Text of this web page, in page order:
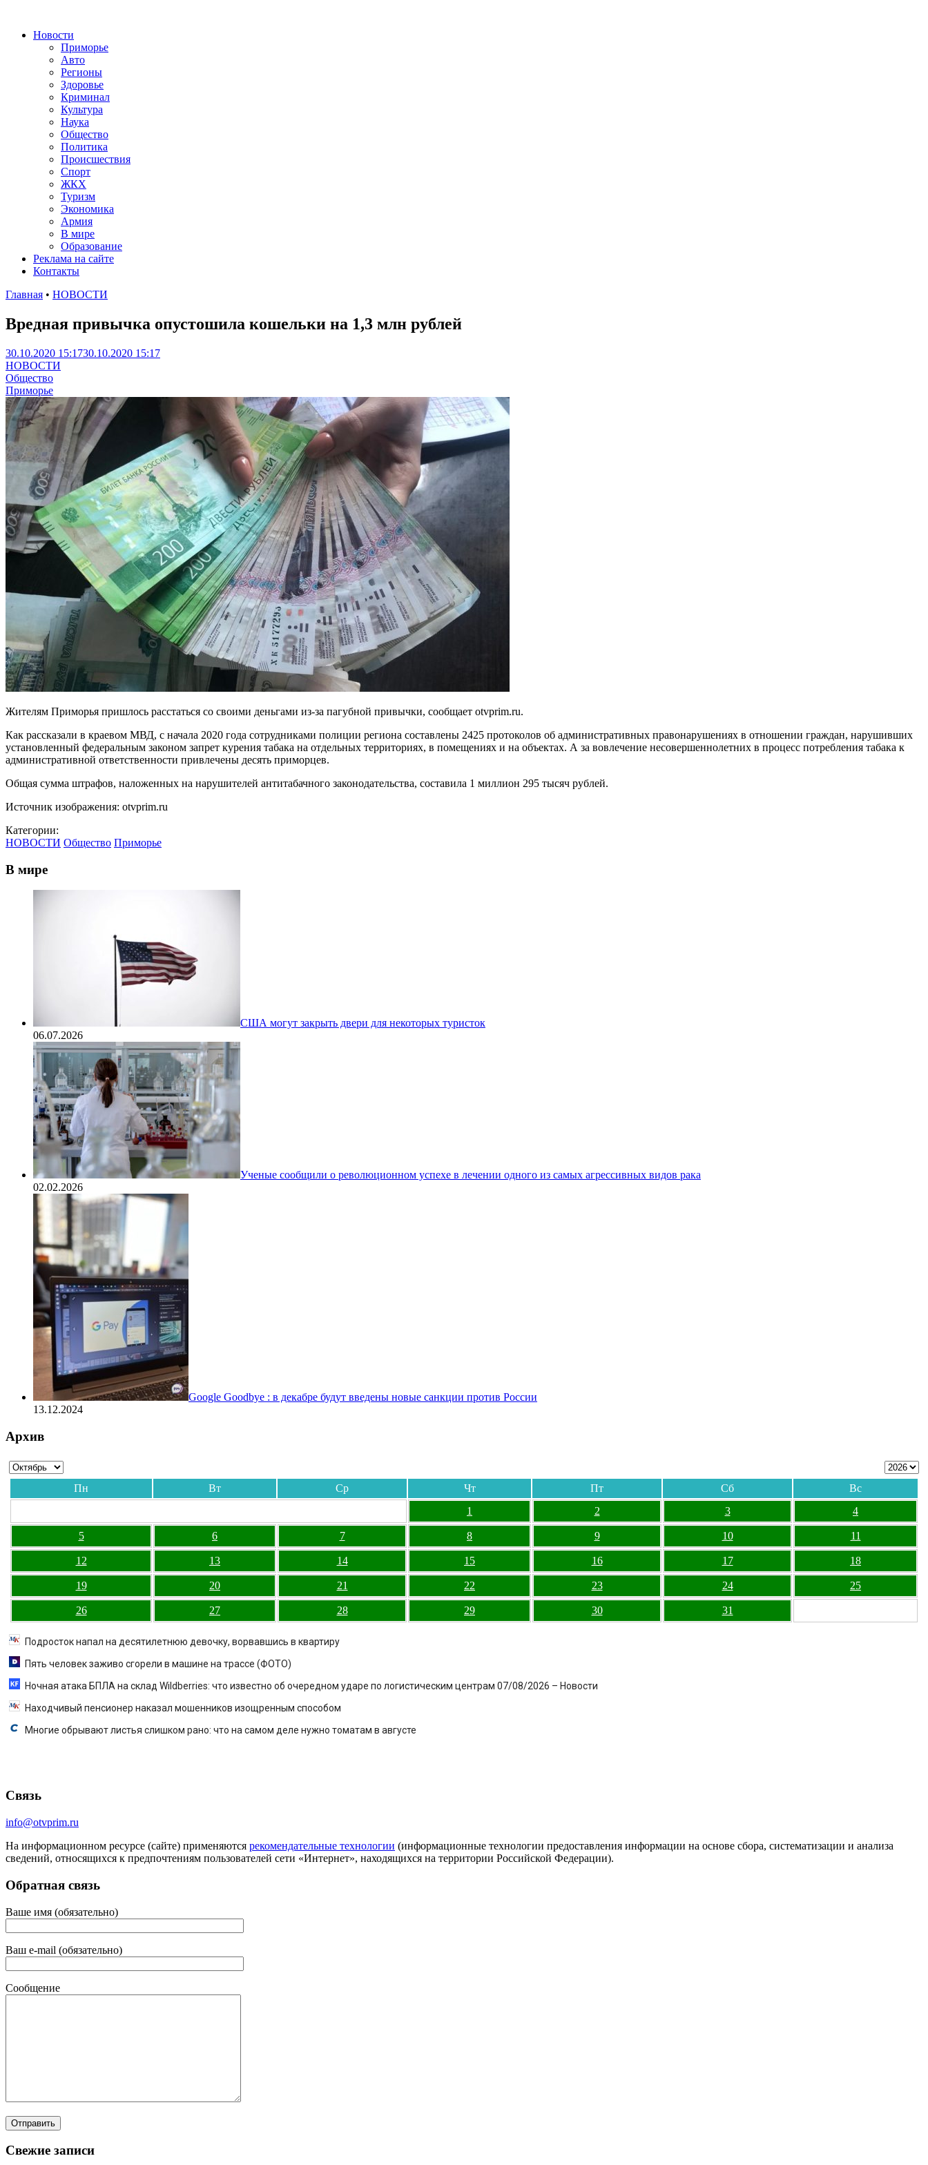
Новости
Приморье
Авто
Регионы
Здоровье
Криминал
Культура
Наука
Общество
Политика
Происшествия
Спорт
ЖКХ
Туризм
Экономика
Армия
В мире
Образование
Реклама на сайте
Контакты
Главная • НОВОСТИ
Вредная привычка опустошила кошельки на 1,3 млн рублей
30.10.2020 15:1730.10.2020 15:17
НОВОСТИ
Общество
Приморье
Жителям Приморья пришлось расстаться со своими деньгами из-за пагубной привычки, сообщает otvprim.ru.
Как рассказали в краевом МВД, с начала 2020 года сотрудниками полиции региона составлены 2425 протоколов об административных правонарушениях в отношении граждан, нарушивших
установленный федеральным законом запрет курения табака на отдельных территориях, в помещениях и на объектах. А за вовлечение несовершеннолетних в процесс потребления табака к
административной ответственности привлечены десять приморцев.
Общая сумма штрафов, наложенных на нарушителей антитабачного законодательства, составила 1 миллион 295 тысяч рублей.
Источник изображения: otvprim.ru
Категории:
НОВОСТИ Общество Приморье
В мире
США могут закрыть двери для некоторых туристок
06.07.2026
Ученые сообщили о революционном успехе в лечении одного из самых агрессивных видов рака
02.02.2026
Google Goodbye : в декабре будут введены новые санкции против России
13.12.2024
Архив
Пн Вт Ср Чт Пт Сб
Вс
1
2 3 4
5 6 7 8 9 10 11
12 13 14 15 16 17 18
19 20 21 22 23 24 25
26 27 28 29 30 31
Подросток напал на десятилетнюю девочку, ворвавшись в квартиру
Пять человек заживо сгорели в машине на трассе (ФОТО)
Ночная атака БПЛА на склад Wildberries: что известно об очередном ударе по логистическим центрам 07/08/2026 – Новости
Находчивый пенсионер наказал мошенников изощренным способом
Многие обрывают листья слишком рано: что на самом деле нужно томатам в августе
Связь
info@otvprim.ru
На информационном ресурсе (сайте) применяются рекомендательные технологии (информационные технологии предоставления информации на основе сбора, систематизации и анализа
сведений, относящихся к предпочтениям пользователей сети «Интернет», находящихся на территории Российской Федерации).
Обратная связь
Ваше имя (обязательно)
Ваш e-mail (обязательно)
Сообщение
Свежие записи